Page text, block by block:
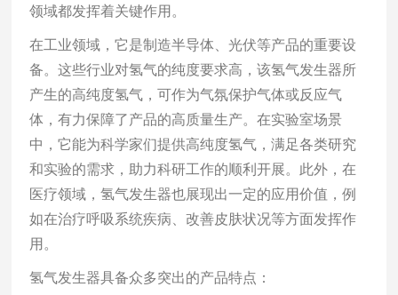
领域都发挥着关键作用。
在工业领域，它是制造半导体、光伏等产品的重要设
备。这些行业对氢气的纯度要求高，该氢气发生器所
产生的高纯度氢气，可作为气氛保护气体或反应气
体，有力保障了产品的高质量生产。在实验室场景
中，它能为科学家们提供高纯度氢气，满足各类研究
和实验的需求，助力科研工作的顺利开展。此外，在
医疗领域，氢气发生器也展现出一定的应用价值，例
如在治疗呼吸系统疾病、改善皮肤状况等方面发挥作
用。
氢气发生器具备众多突出的产品特点：